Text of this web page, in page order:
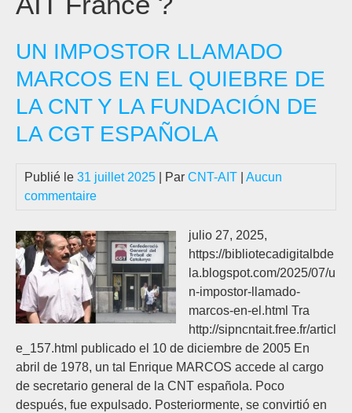
UN IMPOSTOR LLAMADO
MARCOS EN EL QUIEBRE DE
LA CNT Y LA FUNDACIÓN DE
LA CGT ESPAÑOLA
Publié le 31 juillet 2025 | Par CNT-AIT
Aucun
commentaire
julio 27, 2025,
https://bibliotecadigitalbde
la.blogspot.com/2025/07/u
n-impostor-llamado-
marcos-en-el.html Tra
http://sipncntait.free.fr/articl
e_157.html publicado el 10 de diciembre de 2005 En
abril de 1978, un tal Enrique MARCOS accede al cargo
de secretario general de la CNT española. Poco
después, fue expulsado. Posteriormente, se convirtió en